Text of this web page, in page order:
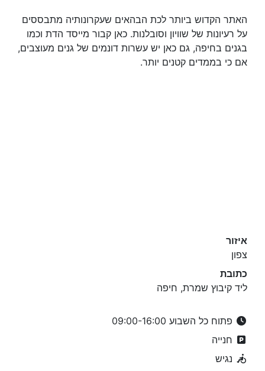
האתר הקדוש ביותר לכת הבהאים שעקרונותיה מתבססים
על רעיונות של שוויון וסובלנות. כאן קבור מייסד הדת וכמו
בגנים בחיפה, גם כאן יש עשרות דונמים של גנים מעוצבים,
אם כי בממדים קטנים יותר.
איזור
צפון
כתובת
ליד קיבוץ שמרת, חיפה
פתוח כל השבוע 09:00-16:00
חנייה
נגיש